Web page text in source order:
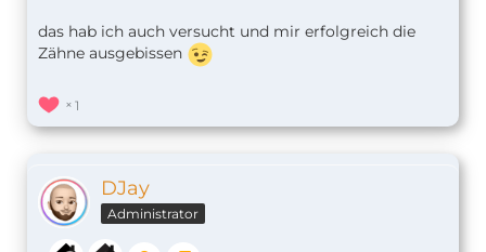
das hab ich auch versucht und mir erfolgreich die
Zähne ausgebissen
1
DJay
Administrator